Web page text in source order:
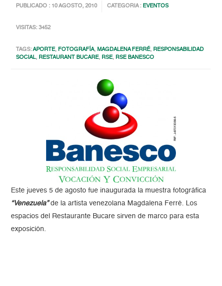
PUBLICADO : 10 AGOSTO, 2010 CATEGORIA : EVENTOS
VISITAS: 3452
TAGS:APORTE, FOTOGRAFÍA,MAGDALENA FERRÉ, RESPONSABILIDAD
SOCIAL, RESTAURANT BUCARE, RSE, RSE BANESCO
Este jueves 5 de agosto fue inaugurada la muestra fotográfica
“Venezuela”de la artista venezolana Magdalena Ferré. Los
espacios del Restaurante Bucare sirven de marco para esta
exposición.